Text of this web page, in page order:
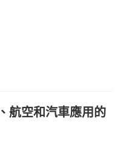
航空和汽車應用的